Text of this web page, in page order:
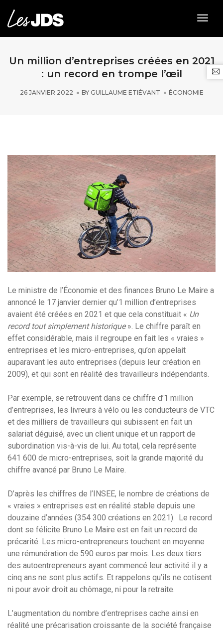
Un million d’entreprises créées en 2021
: un record en trompe l’œil
26 JANVIER 2022 BY GUILLAUME ETIÉVANT ÉCONOMIE
Le ministre de l’Économie et des finances Bruno Le Maire a
annoncé le 17 janvier dernier qu’1 million d’entreprises
avaient été créées en 2021 et que cela constituait « Un
record tout simplement historique». Le chiffre paraît en
effet considérable, mais il regroupe en fait les « vraies »
entreprises et les micro-entreprises, qu’on appelait
auparavant les auto entreprises (depuis leur création en
2009), et qui sont en réalité des travailleurs indépendants.
Par exemple, se retrouvent dans ce chiffre d’1 million
d’entreprises, les livreurs à vélo ou les conducteurs de VTC
et des milliers de travailleurs qui subissent en fait un
salariat déguisé, avec un client unique et un rapport de
subordination vis-à-vis de lui. Au total, cela représente
641 600 de micro-entreprises, soit la grande majorité du
chiffre avancé par Bruno Le Maire.
D’après les chiffres de l’INSEE, le nombre de créations de
« vraies » entreprises est en réalité stable depuis une
douzaine d’années (354 300 créations en 2021). Le record
dont se félicite Bruno Le Maire est en fait un record de
précarité. Les micro-entrepreneurs touchent en moyenne
une rémunération de 590 euros par mois. Les deux tiers
des autoentrepreneurs ayant commencé leur activité il y a
cinq ans ne sont plus actifs. Et rappelons qu’ils ne cotisent
ni pour avoir droit au chômage, ni pour la retraite.
L’augmentation du nombre d’entreprises cache ainsi en
réalité une précarisation croissante de la société française